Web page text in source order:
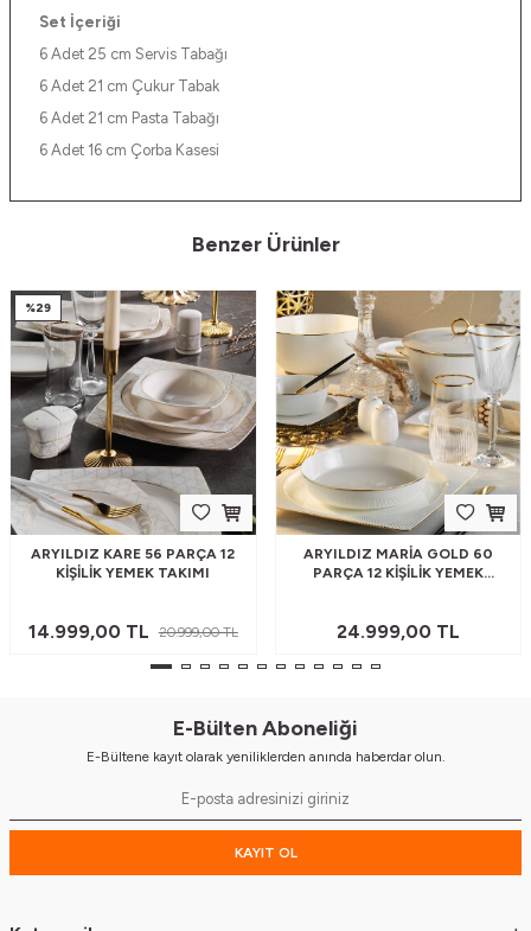
Set İçeriği
6 Adet 25 cm Servis Tabağı
6 Adet 21 cm Çukur Tabak
6 Adet 21 cm Pasta Tabağı
6 Adet 16 cm Çorba Kasesi
Benzer Ürünler
%29
ARYILDIZ KARE 56 PARÇA 12
KIŞILIK YEMEK TAKIMI
14.999,00TL 20.999,00TL
ARYILDIZ MARIA GOLD 60
PARÇA 12 KIŞILIK YEMEK
24.999,00TL
E-Bülten Aboneliği
E-Bültene kayıt olarak yeniliklerden anında haberdar olun.
KAYIT OL